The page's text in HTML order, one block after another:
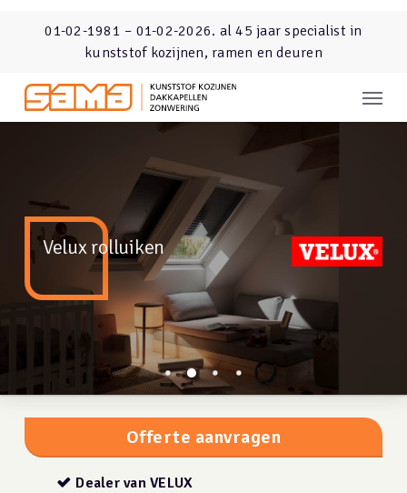
01-02-1981 – 01-02-2026. al 45 jaar specialist in
kunststof kozijnen, ramen en deuren
Menu
Velux rolluiken
Velux rolluiken
Velux rolluiken
Velux rolluiken
Velux rolluiken
Velux rolluiken
Offerte aanvragen
Dealer van VELUX